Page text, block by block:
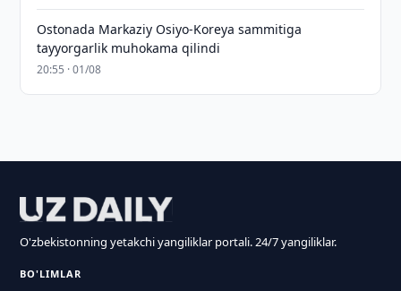
Ostonada Markaziy Osiyo-Koreya sammitiga
tayyorgarlik muhokama qilindi
20:55 · 01/08
O'zbekistonning yetakchi yangiliklar portali. 24/7 yangiliklar.
BO'LIMLAR